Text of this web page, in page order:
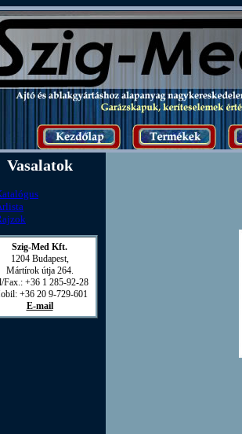
Vasalatok
Szig-Med Kft.
1204 Budapest,
Mártírok útja 264.
Fax.: +36 1 285-92-28
E-mail
document.location.protocol) ? "https://ssl." : "http://
script%3E"));